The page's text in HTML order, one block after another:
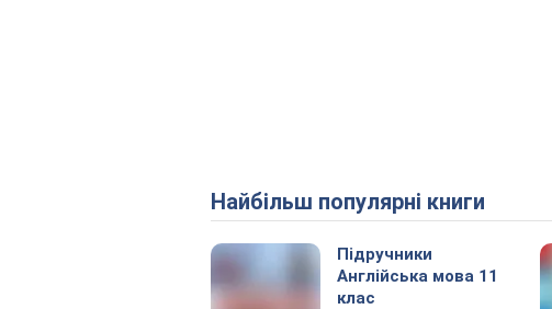
Найбільш популярні книги
Підручники
Англійська мова 11
клас